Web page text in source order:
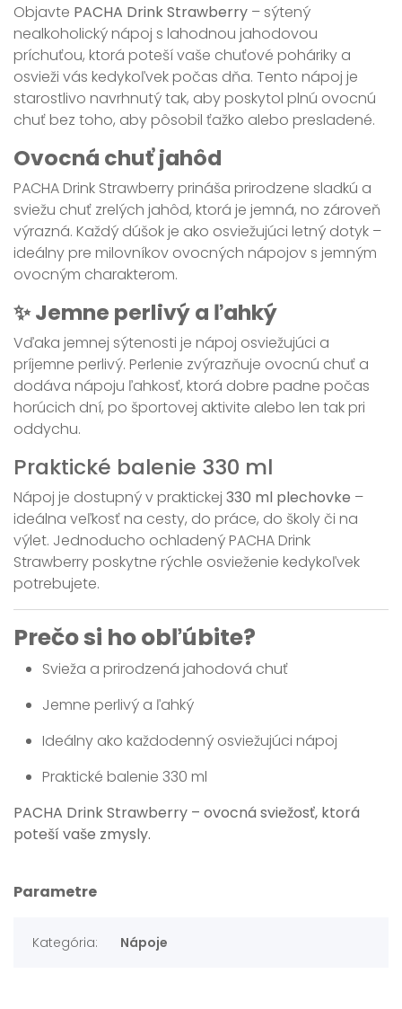
Objavte PACHA Drink Strawberry – sýtený
nealkoholický nápoj s lahodnou jahodovou
príchuťou, ktorá poteší vaše chuťové poháriky a
osvieži vás kedykoľvek počas dňa. Tento nápoj je
starostlivo navrhnutý tak, aby poskytol plnú ovocnú
chuť bez toho, aby pôsobil ťažko alebo presladené.
Ovocná chuť jahôd
PACHA Drink Strawberry prináša prirodzene sladkú a
sviežu chuť zrelých jahôd, ktorá je jemná, no zároveň
výrazná. Každý dúšok je ako osviežujúci letný dotyk –
ideálny pre milovníkov ovocných nápojov s jemným
ovocným charakterom.
✨ Jemne perlivý a ľahký
Vďaka jemnej sýtenosti je nápoj osviežujúci a
príjemne perlivý. Perlenie zvýrazňuje ovocnú chuť a
dodáva nápoju ľahkosť, ktorá dobre padne počas
horúcich dní, po športovej aktivite alebo len tak pri
oddychu.
Praktické balenie 330 ml
Nápoj je dostupný v praktickej 330 ml plechovke –
ideálna veľkosť na cesty, do práce, do školy či na
výlet. Jednoducho ochladený PACHA Drink
Strawberry poskytne rýchle osvieženie kedykoľvek
potrebujete.
Prečo si ho obľúbite?
Svieža a prirodzená jahodová chuť
Jemne perlivý a ľahký
Ideálny ako každodenný osviežujúci nápoj
Praktické balenie 330 ml
PACHA Drink Strawberry – ovocná sviežosť, ktorá
poteší vaše zmysly.
Parametre
Kategória: Nápoje